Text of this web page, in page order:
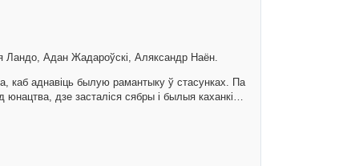
Ландо, Адан Жадароўскі, Аляксандр Наён.
аднавіць былую рамантыку ў стасунках. Па
дзе засталіся сябры і былыя каханкі…